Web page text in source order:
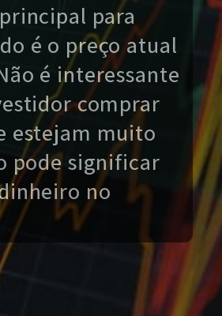
para
é o preço atual
é interessante
comprar
estejam muito
pode significar
no